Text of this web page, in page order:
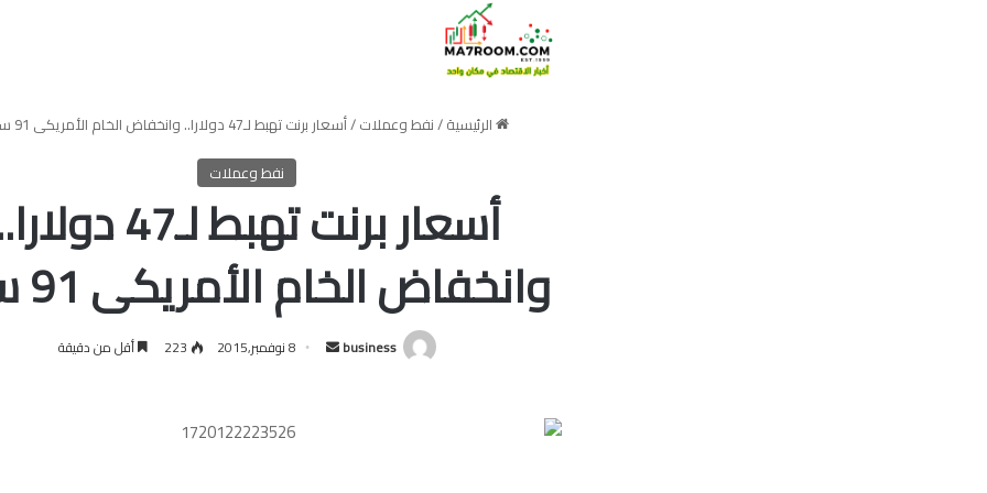
الرئيسية/نفط وعملات/أسعار برنت تهبط لـ47 دولارا.. وانخفاض الخام الأمريكى 91 سنتا
نفط وعملات
أسعار برنت تهبط لـ47
وانخفاض الخام الأمريكى 91 سنتا
business
أرسل 8 نوفمبر,2015 223 أقل من دقيقة